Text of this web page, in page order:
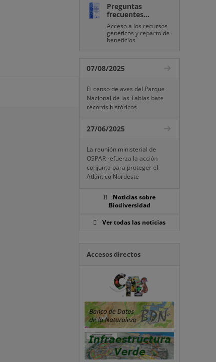
Preguntas
frecuentes...
Acceso a los recursos
genéticos y reparto de
beneficios
07/08/2025
El censo de aves del Parque
Nacional de las Tablas bate
récords históricos
27/06/2025
La reunión ministerial de
OSPAR refuerza la acción
conjunta para proteger el
Atlántico Nordeste
Noticias sobre
Biodiversidad
Ver todas las noticias
Accesos directos